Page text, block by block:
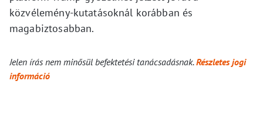
közvélemény-kutatásoknál korábban és
magabiztosabban.
Jelen írás nem minősül befektetési tanácsadásnak.Részletes jogi
információ